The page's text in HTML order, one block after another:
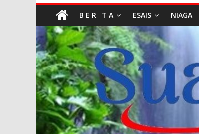
B E R I T A ESAIS NIAGA